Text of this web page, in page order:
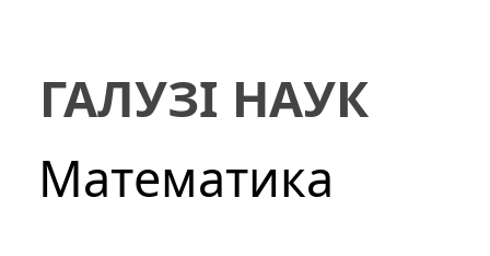
ГАЛУЗІ НАУК
Математика